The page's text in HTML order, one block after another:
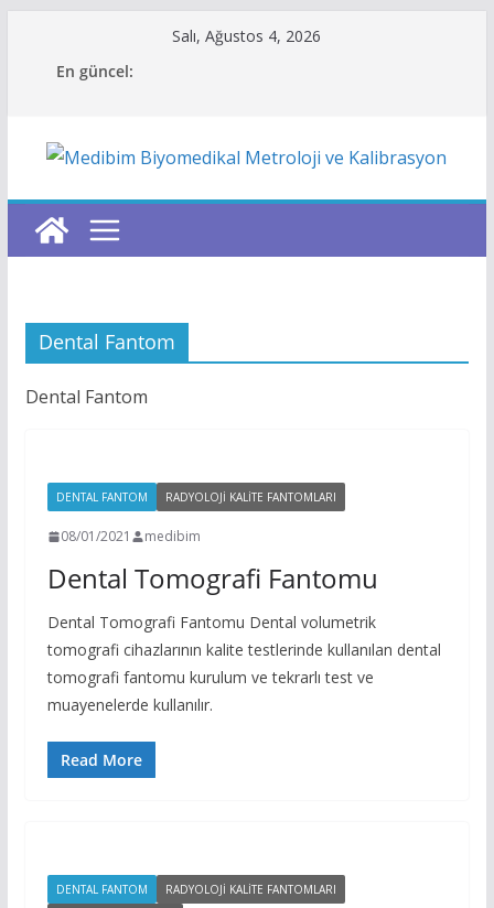
Salı, Ağustos 4, 2026
En güncel:
Dental Fantom
Dental Fantom
DENTAL FANTOM RADYOLOJI KALITE FANTOMLARI
08/01/2021 medibim
Dental Tomografi Fantomu
Dental Tomografi Fantomu Dental volumetrik
tomografi cihazlarının kalite testlerinde kullanılan dental
tomografi fantomu kurulum ve tekrarlı test ve
muayenelerde kullanılır.
Read More
DENTAL FANTOM
RADYOLOJI KALITE FANTOMLARI